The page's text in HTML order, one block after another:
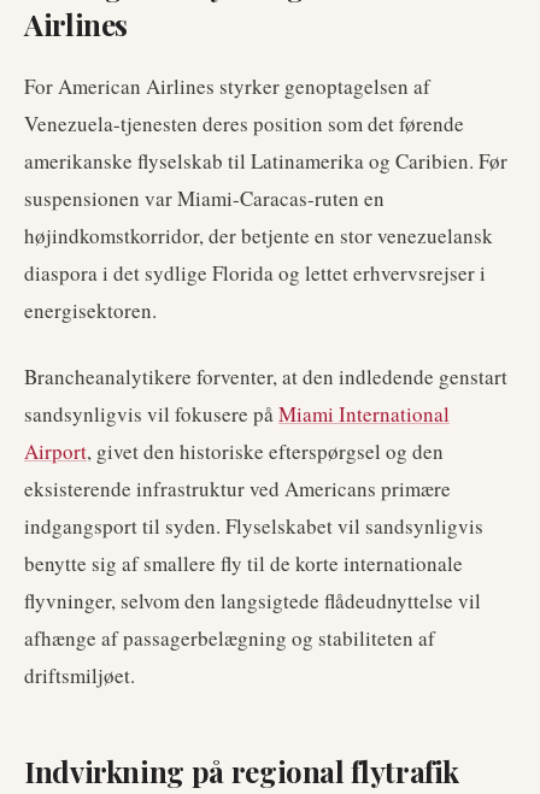
Airlines
For American Airlines styrker genoptagelsen af
Venezuela-tjenesten deres position som det førende
amerikanske flyselskab til Latinamerika og Caribien. Før
suspensionen var Miami-Caracas-ruten en
højindkomstkorridor, der betjente en stor venezuelansk
diaspora i det sydlige Florida og lettet erhvervsrejser i
energisektoren.
Brancheanalytikere forventer, at den indledende genstart
sandsynligvis vil fokusere påMiami International
Airport, givet den historiske efterspørgsel og den
eksisterende infrastruktur ved Americans primære
indgangsport til syden. Flyselskabet vil sandsynligvis
benytte sig af smallere fly til de korte internationale
flyvninger, selvom den langsigtede flådeudnyttelse vil
afhænge af passagerbelægning og stabiliteten af
driftsmiljøet.
Indvirkning på regional flytrafik